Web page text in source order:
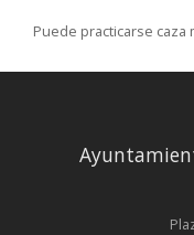
Puede practicarse caza